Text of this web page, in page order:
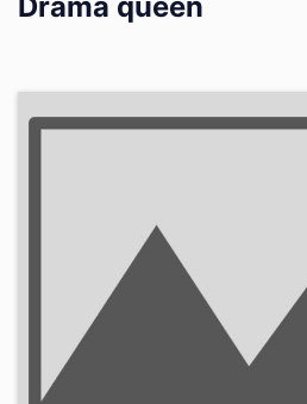
Drama queen